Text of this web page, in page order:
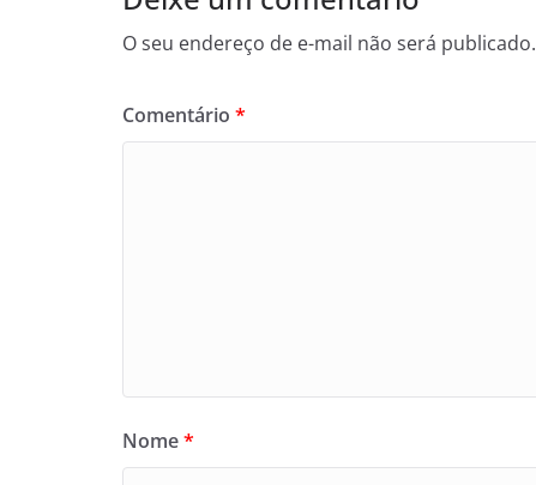
O seu endereço de e-mail não será publicado.
Comentário *
Nome*